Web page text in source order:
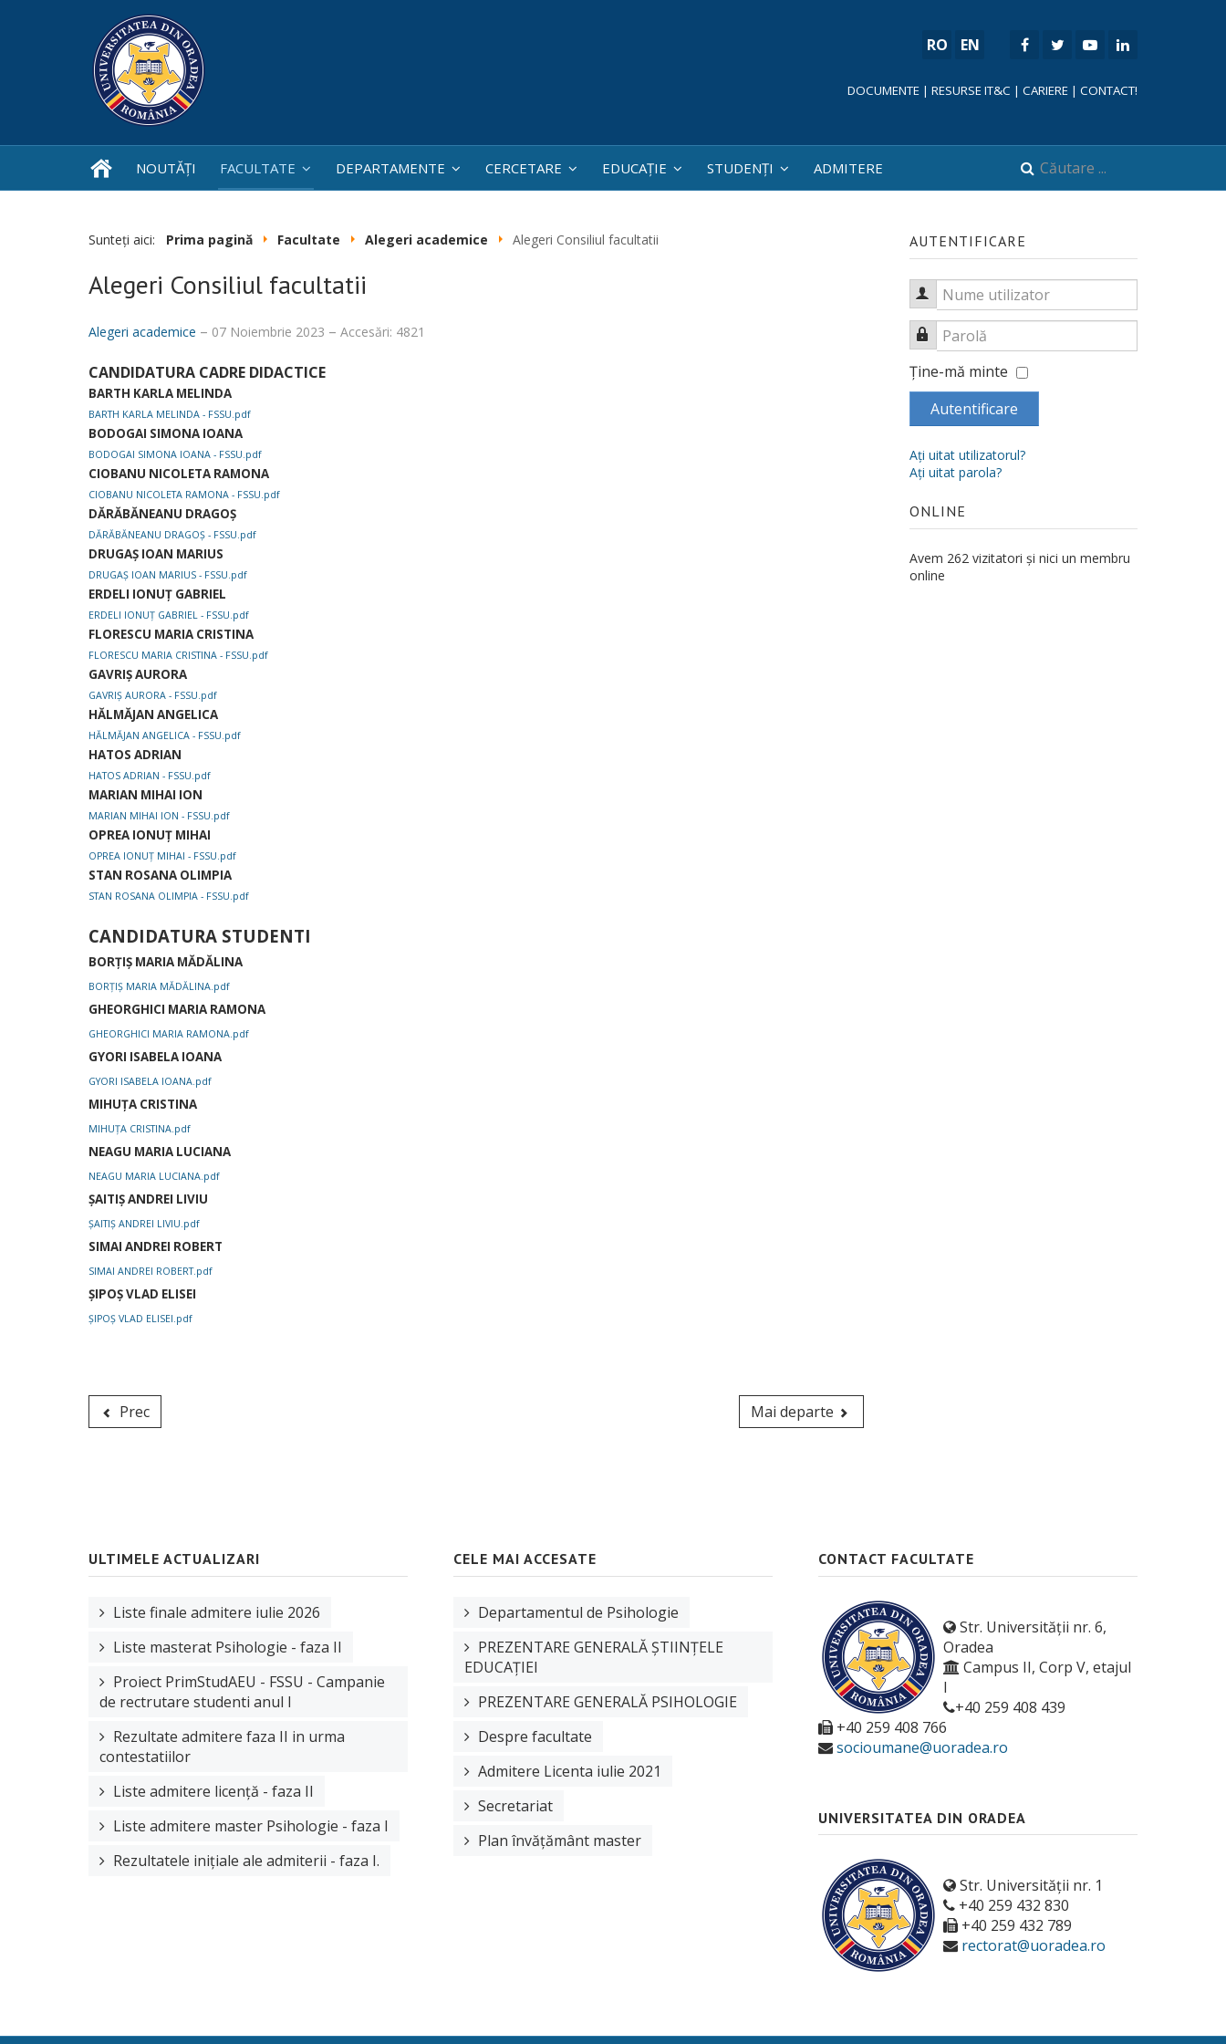
RO EN
DOCUMENTE | RESURSE IT&C | CARIERE | CONTACT!
NOUTĂȚI FACULTATE DEPARTAMENTE CERCETARE EDUCAȚIE STUDENȚI ADMITERE
Sunteți aici: Prima pagină Facultate Alegeri academice Alegeri Consiliul facultatii
Alegeri Consiliul facultatii
Alegeri academice 07 Noiembrie 2023 Accesări: 4821
CANDIDATURA CADRE DIDACTICE
BARTH KARLA MELINDA
BARTH KARLA MELINDA - FSSU.pdf
BODOGAI SIMONA IOANA
BODOGAI SIMONA IOANA - FSSU.pdf
CIOBANU NICOLETA RAMONA
CIOBANU NICOLETA RAMONA - FSSU.pdf
DĂRĂBĂNEANU DRAGOȘ
DĂRĂBĂNEANU DRAGOȘ - FSSU.pdf
DRUGAȘ IOAN MARIUS
DRUGAȘ IOAN MARIUS - FSSU.pdf
ERDELI IONUȚ GABRIEL
ERDELI IONUȚ GABRIEL - FSSU.pdf
FLORESCU MARIA CRISTINA
FLORESCU MARIA CRISTINA - FSSU.pdf
GAVRIȘ AURORA
GAVRIȘ AURORA - FSSU.pdf
HĂLMĂJAN ANGELICA
HĂLMĂJAN ANGELICA - FSSU.pdf
HATOS ADRIAN
HATOS ADRIAN - FSSU.pdf
MARIAN MIHAI ION
MARIAN MIHAI ION - FSSU.pdf
OPREA IONUȚ MIHAI
OPREA IONUȚ MIHAI - FSSU.pdf
STAN ROSANA OLIMPIA
STAN ROSANA OLIMPIA - FSSU.pdf
CANDIDATURA STUDENTI
BORȚIȘ MARIA MĂDĂLINA
BORȚIȘ MARIA MĂDĂLINA.pdf
GHEORGHICI MARIA RAMONA
GHEORGHICI MARIA RAMONA.pdf
GYORI ISABELA IOANA
GYORI ISABELA IOANA.pdf
MIHUȚA CRISTINA
MIHUȚA CRISTINA.pdf
NEAGU MARIA LUCIANA
NEAGU MARIA LUCIANA.pdf
ȘAITIȘ ANDREI LIVIU
ȘAITIȘ ANDREI LIVIU.pdf
SIMAI ANDREI ROBERT
SIMAI ANDREI ROBERT.pdf
ȘIPOȘ VLAD ELISEI
ȘIPOȘ VLAD ELISEI.pdf
Prec Mai departe
AUTENTIFICARE
Nume utilizator
Parolă
Ţine-mă minte
Autentificare
Aţi uitat utilizatorul?
Aţi uitat parola?
ONLINE
Avem 262 vizitatori și nici un membru
online
ULTIMELE ACTUALIZARI
Liste finale admitere iulie 2026
Liste masterat Psihologie - faza II
Proiect PrimStudAEU - FSSU - Campanie
de rectrutare studenti anul I
Rezultate admitere faza II in urma
contestatiilor
Liste admitere licență - faza II
Liste admitere master Psihologie - faza I
Rezultatele inițiale ale admiterii - faza I.
CELE MAI ACCESATE
Departamentul de Psihologie
PREZENTARE GENERALĂ ȘTIINȚELE
EDUCAȚIEI
PREZENTARE GENERALĂ PSIHOLOGIE
Despre facultate
Admitere Licenta iulie 2021
Secretariat
Plan învățământ master
CONTACT FACULTATE
Str. Universității nr. 6,
Oradea
Campus II, Corp V, etajul
I
+40 259 408 439
+40 259 408 766
socioumane@uoradea.ro
UNIVERSITATEA DIN ORADEA
Str. Universității nr. 1
+40 259 432 830
+40 259 432 789
rectorat@uoradea.ro